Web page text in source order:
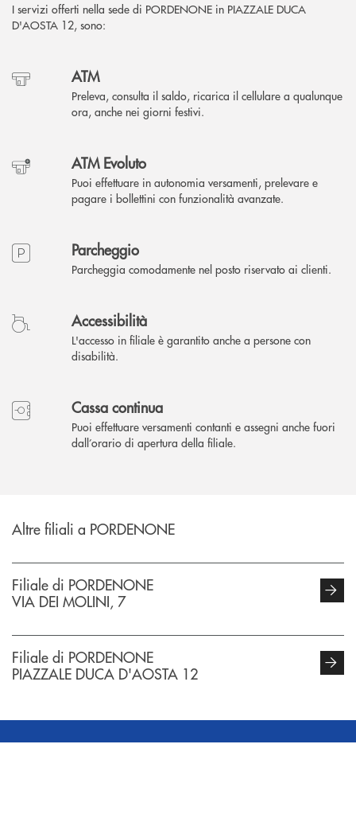
I servizi offerti nella sede di PORDENONE in PIAZZALE DUCA
D'AOSTA 12, sono:
ATM
Preleva, consulta il saldo, ricarica il cellulare a qualunque
ora, anche nei giorni festivi.
ATM Evoluto
Puoi effettuare in autonomia versamenti, prelevare e
pagare i bollettini con funzionalità avanzate.
Parcheggio
Parcheggia comodamente nel posto riservato ai clienti.
Accessibilità
L'accesso in filiale è garantito anche a persone con
disabilità.
Cassa continua
Puoi effettuare versamenti contanti e assegni anche fuori
dall’orario di apertura della filiale.
Altre filiali a PORDENONE
Filiale di PORDENONE
VIA DEI MOLINI, 7
Filiale di PORDENONE
PIAZZALE DUCA D'AOSTA 12